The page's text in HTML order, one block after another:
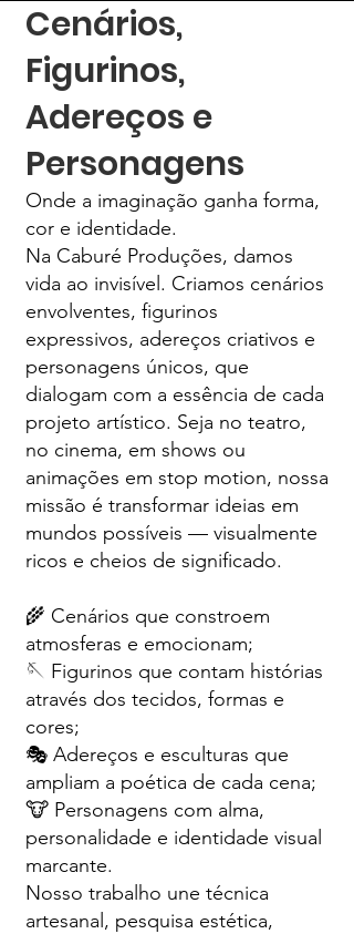
Cenários,
Figurinos,
Adereços e
Personagens
Onde a imaginação ganha forma,
cor e identidade.
Na Caburé Produções, damos
vida ao invisível. Criamos cenários
envolventes, figurinos
expressivos, adereços criativos e
personagens únicos, que
dialogam com a essência de cada
projeto artístico. Seja no teatro,
no cinema, em shows ou
animações em stop motion, nossa
missão é transformar ideias em
mundos possíveis — visualmente
ricos e cheios de significado.
🌾 Cenários que constroem
atmosferas e emocionam;
🪡 Figurinos que contam histórias
através dos tecidos, formas e
cores;
🎭 Adereços e esculturas que
ampliam a poética de cada cena;
🐮 Personagens com alma,
personalidade e identidade visual
marcante.
Nosso trabalho une técnica
artesanal, pesquisa estética,